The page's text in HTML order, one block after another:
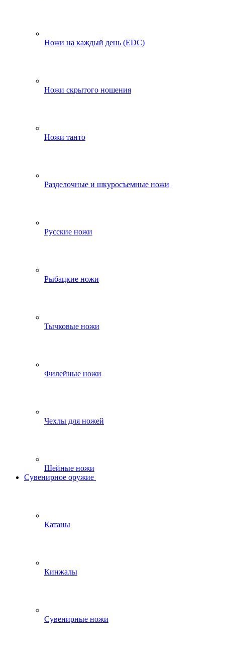
Ножи на каждый день (EDC)
Ножи скрытого ношения
Ножи танто
Разделочные и шкуросъемные ножи
Русские ножи
Рыбацкие ножи
Тычковые ножи
Филейные ножи
Чехлы для ножей
Шейные ножи
Сувенирное оружие
Катаны
Кинжалы
Сувенирные ножи